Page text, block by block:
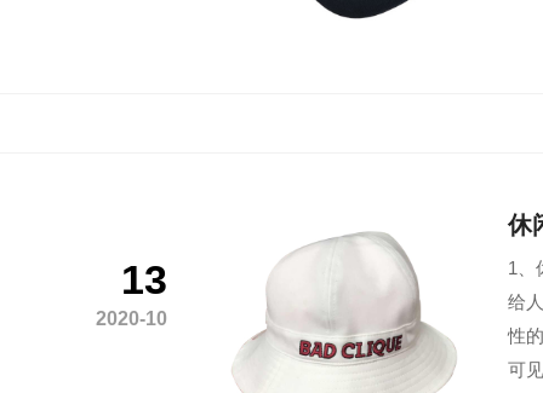
13
2020-10
休
给
性的
可